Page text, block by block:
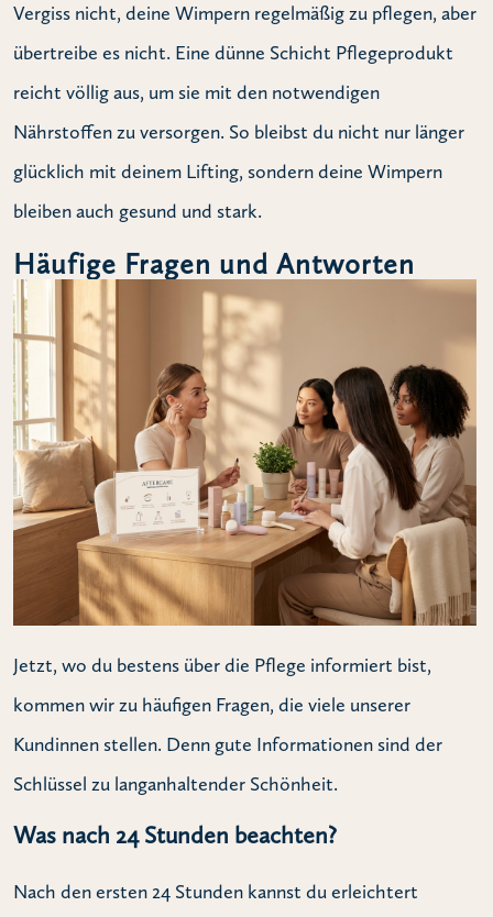
Vergiss nicht, deine Wimpern regelmäßig zu pflegen, aber
übertreibe es nicht. Eine dünne Schicht Pflegeprodukt
reicht völlig aus, um sie mit den notwendigen
Nährstoffen zu versorgen. So bleibst du nicht nur länger
glücklich mit deinem Lifting, sondern deine Wimpern
bleiben auch gesund und stark.
Häufige Fragen und Antworten
Jetzt, wo du bestens über die Pflege informiert bist,
kommen wir zu häufigen Fragen, die viele unserer
Kundinnen stellen. Denn gute Informationen sind der
Schlüssel zu langanhaltender Schönheit.
Was nach 24 Stunden beachten?
Nach den ersten 24 Stunden kannst du erleichtert